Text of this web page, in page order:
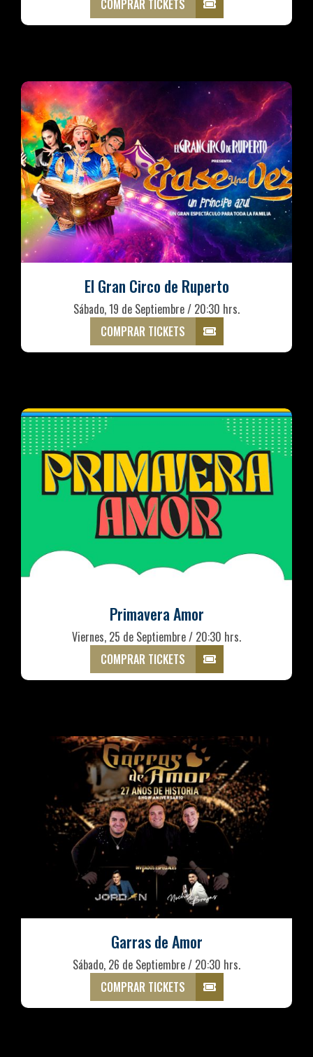
COMPRAR TICKETS
El Gran Circo de Ruperto
Sábado, 19 de Septiembre / 20:30 hrs.
COMPRAR TICKETS
Primavera Amor
Viernes, 25 de Septiembre / 20:30 hrs.
COMPRAR TICKETS
Garras de Amor
Sábado, 26 de Septiembre / 20:30 hrs.
COMPRAR TICKETS